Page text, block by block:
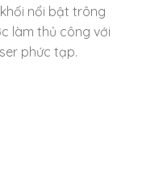
nổi bật trông
làm thủ công với
phức tạp.